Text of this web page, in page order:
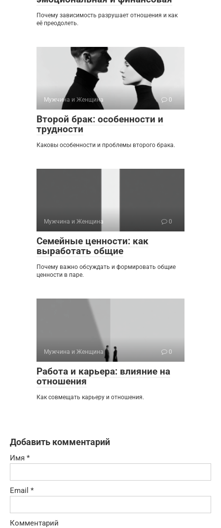
Почему зависимость разрушает отношения и как
её преодолеть.
Мужчина и Женщина 0
Второй брак: особенности и
трудности
Каковы особенности и проблемы второго брака.
Мужчина и Женщина 0
Семейные ценности: как
выработать общие
Почему важно обсуждать и формировать общие
ценности в паре.
Мужчина и Женщина 0
Работа и карьера: влияние на
отношения
Как совмещать карьеру и отношения.
Добавить комментарий
Имя *
Email *
Комментарий